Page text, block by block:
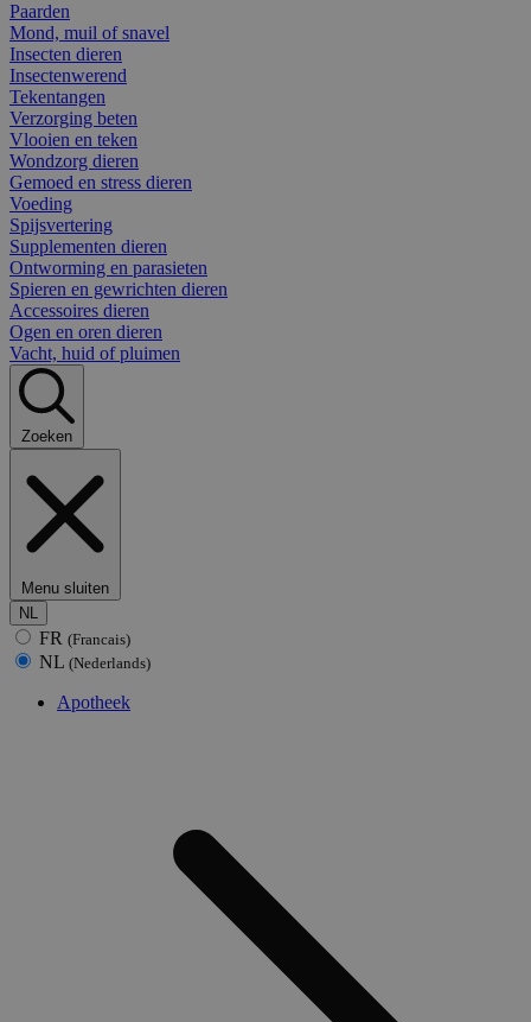
Paarden
Mond, muil of snavel
Insecten dieren
Insectenwerend
Tekentangen
Verzorging beten
Vlooien en teken
Wondzorg dieren
Gemoed en stress dieren
Voeding
Spijsvertering
Supplementen dieren
Ontworming en parasieten
Spieren en gewrichten dieren
Accessoires dieren
Ogen en oren dieren
Vacht, huid of pluimen
Zoeken
Menu sluiten
NL
FR (Francais)
NL (Nederlands)
Apotheek